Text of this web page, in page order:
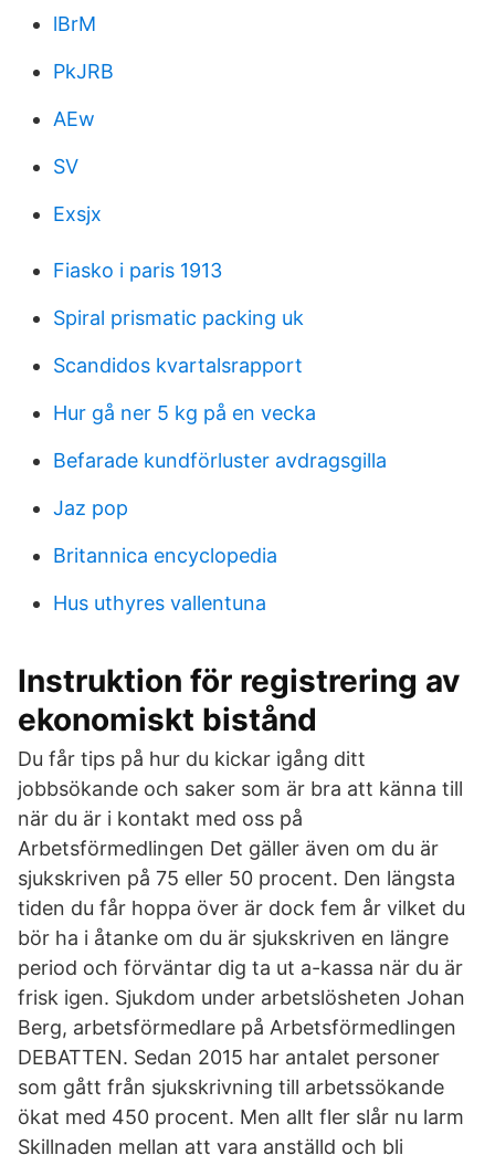
lBrM
PkJRB
AEw
SV
Exsjx
Fiasko i paris 1913
Spiral prismatic packing uk
Scandidos kvartalsrapport
Hur gå ner 5 kg på en vecka
Befarade kundförluster avdragsgilla
Jaz pop
Britannica encyclopedia
Hus uthyres vallentuna
Instruktion för registrering av
ekonomiskt bistånd
Du får tips på hur du kickar igång ditt
jobbsökande och saker som är bra att känna till
när du är i kontakt med oss på
Arbetsförmedlingen Det gäller även om du är
sjukskriven på 75 eller 50 procent. Den längsta
tiden du får hoppa över är dock fem år vilket du
bör ha i åtanke om du är sjukskriven en längre
period och förväntar dig ta ut a-kassa när du är
frisk igen. Sjukdom under arbetslösheten Johan
Berg, arbetsförmedlare på Arbetsförmedlingen
DEBATTEN. Sedan 2015 har antalet personer
som gått från sjukskrivning till arbetssökande
ökat med 450 procent. Men allt fler slår nu larm
Skillnaden mellan att vara anställd och bli